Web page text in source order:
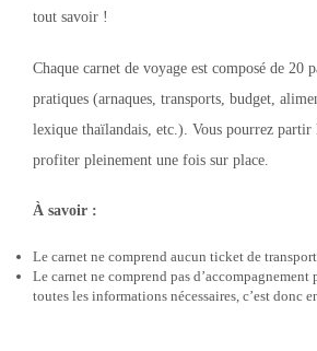
tout savoir !
Chaque carnet de voyage est composé de 20
pratiques (arnaques, transports, budget,
lexique thaïlandais, etc.). Vous pourrez
profiter pleinement une fois sur place.
À savoir :
Le carnet ne comprend aucun ticket de
Le carnet ne comprend pas d’accompagnement
toutes les informations nécessaires, c’est donc